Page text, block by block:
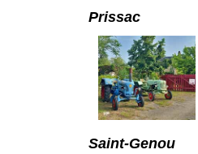
Prissac
Saint-Genou